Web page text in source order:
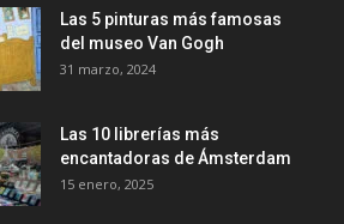
Las 5 pinturas más famosas
del museo Van Gogh
31 marzo, 2024
Las 10 librerías más
encantadoras de Ámsterdam
15 enero, 2025